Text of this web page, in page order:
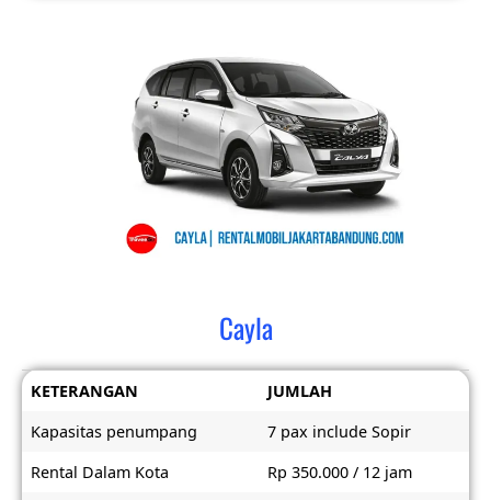
Cayla
KETERANGAN
JUMLAH
Kapasitas penumpang
7 pax include Sopir
Rental Dalam Kota
Rp 350.000 / 12 jam